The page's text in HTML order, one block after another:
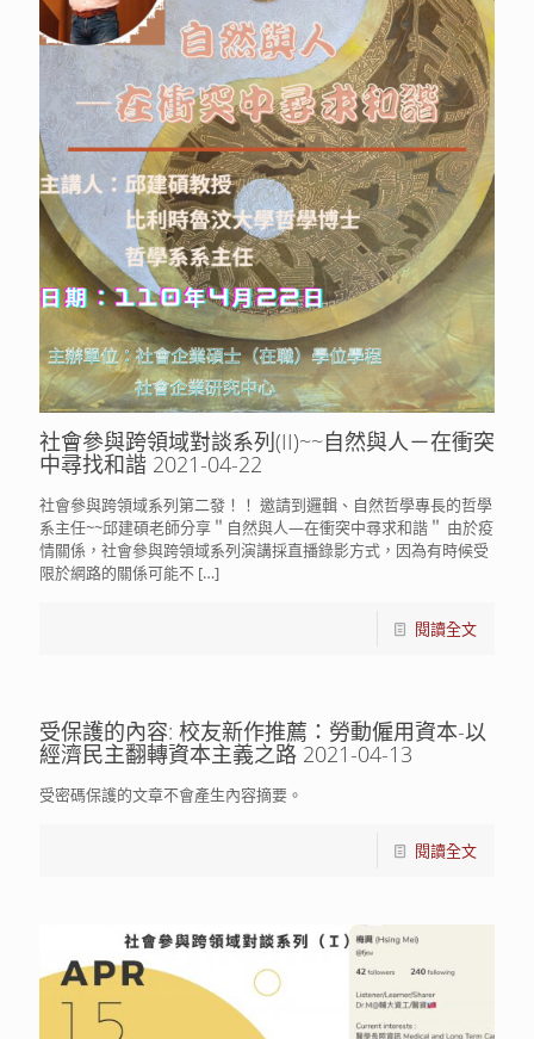
社會參與跨領域對談系列(II)~~自然與人－在衝突
中尋找和諧 2021-04-22
社會參與跨領域系列第二發！！ 邀請到邏輯、自然哲學專長的哲學
系主任~~邱建碩老師分享＂自然與人—在衝突中尋求和諧＂ 由於疫
情關係，社會參與跨領域系列演講採直播錄影方式，因為有時候受
限於網路的關係可能不 […]
閱讀全文
受保護的內容: 校友新作推薦：勞動僱用資本-以
經濟民主翻轉資本主義之路 2021-04-13
受密碼保護的文章不會產生內容摘要。
閱讀全文